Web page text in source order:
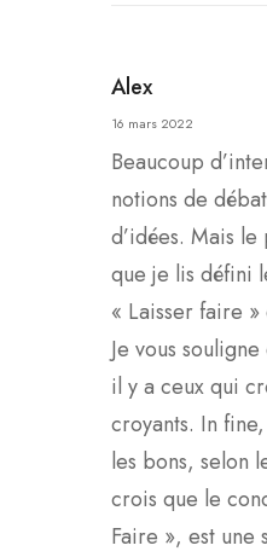
Alex
16 mars 2022
Beaucoup
notions de
d’idées. Mais
que je lis défini
« Laisser faire
Je vous
il y a ceux qui
croyants. In
les bons, selon
crois que le
Faire », est une